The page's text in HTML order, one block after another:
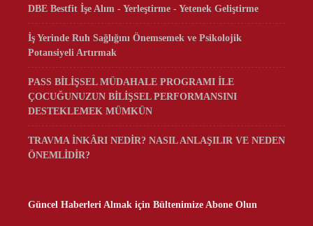
DBE Bestfit İşe Alım - Yerleştirme - Yetenek Geliştirme
İş Yerinde Ruh Sağlığını Önemsemek ve Psikolojik
Potansiyeli Artırmak
PASS BİLİŞSEL MÜDAHALE PROGRAMI İLE
ÇOCUĞUNUZUN BİLİŞSEL PERFORMANSINI
DESTEKLEMEK MÜMKÜN
TRAVMA İNKÂRI NEDİR? NASIL ANLAŞILIR VE NEDEN
ÖNEMLİDİR?
Güncel Haberleri Almak için Bültenimize Abone Olun